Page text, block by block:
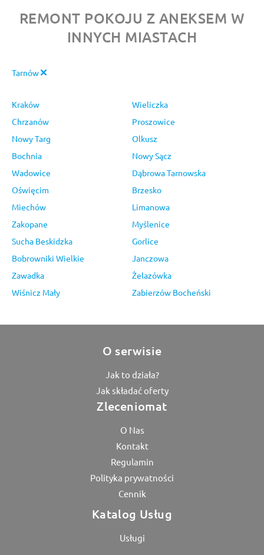
REMONT POKOJU Z ANEKSEM W
INNYCH MIASTACH
Tarnów
Kraków
Wieliczka
Chrzanów
Proszowice
Nowy Targ
Olkusz
Bochnia
Nowy Sącz
Wadowice
Dąbrowa Tarnowska
Oświęcim
Brzesko
Miechów
Limanowa
Zakopane
Myślenice
Sucha Beskidzka
Gorlice
Bobrowniki Wielkie
Janczowa
Zawadka
Żelazówka
Wiśnicz Mały
Zabierzów Bocheński
O serwisie
Jak to działa?
Jak składać oferty
Zleceniomat
O Nas
Kontakt
Regulamin
Polityka prywatności
Cennik
Katalog Usług
Usługi